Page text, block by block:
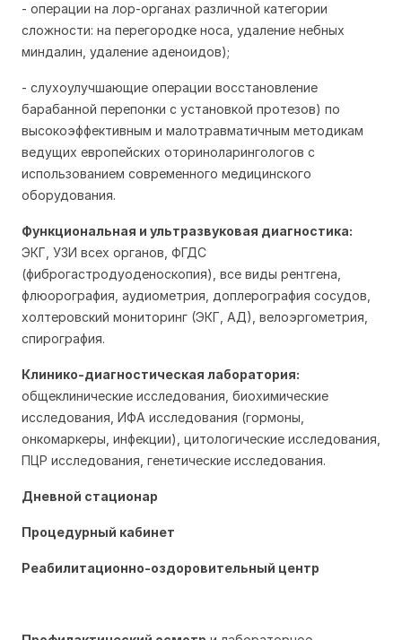
- операции на лор-органах различной категории
сложности: на перегородке носа, удаление небных
миндалин, удаление аденоидов);
- слухоулучшающие операции восстановление
барабанной перепонки с установкой протезов) по
высокоэффективным и малотравматичным методикам
ведущих европейских оториноларингологов с
использованием современного медицинского
оборудования.
Функциональная и ультразвуковая диагностика:
ЭКГ, УЗИ всех органов, ФГДС
(фиброгастродуоденоскопия), все виды рентгена,
флюорография, аудиометрия, доплерография сосудов,
холтеровский мониторинг (ЭКГ, АД), велоэргометрия,
спирография.
Клинико-диагностическая лаборатория:
общеклинические исследования, биохимические
исследования, ИФА исследования (гормоны,
онкомаркеры, инфекции), цитологические исследования,
ПЦР исследования, генетические исследования.
Дневной стационар
Процедурный кабинет
Реабилитационно-оздоровительный центр